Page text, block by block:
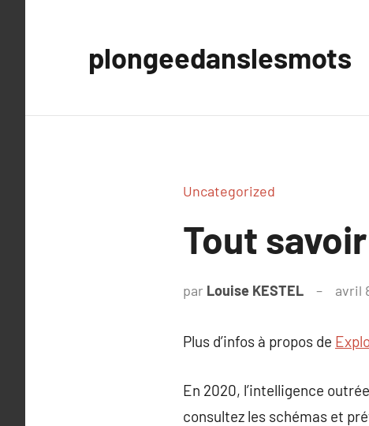
plongeedanslesmots
Uncategorized
Tout
par Louise KESTEL avril
Plus d’infos à propos de
En 2020, l’intelligence
consultez les schémas et